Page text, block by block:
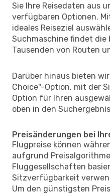
Sie Ihre Reisedaten aus
verfügbaren Optionen.
ideales Reiseziel
Suchmaschine findet die
Tausenden von Routen
Darüber hinaus bieten
Choice"-Option, mit der
Option für Ihren
oben in den
Preisänderungen bei
Flugpreise können
aufgrund
Fluggesellschaften
Sitzverfügbarkeit
Um den günstigsten